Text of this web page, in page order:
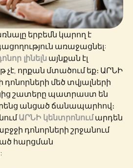
երբեմն կարող է
առաջացնել:
լինելն այնքան էլ
չէ, որքան մտածում եք։ ԱՐՆԻ
մեծ տվյալների
շատերը պատրաստ են
անցած ճանապարհով։
ԱՐՆԻ կենտրոնումարդեն
դոնորների շրջանում
հարցման